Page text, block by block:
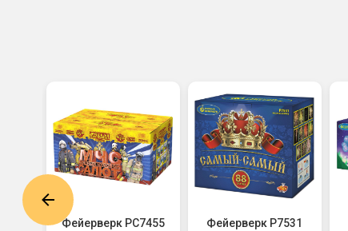
Фейерверк РС7455
Фейерверк Р7531